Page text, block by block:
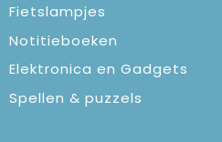
Fietslampjes
Notitieboeken
Elektronica en Gadgets
Spellen & puzzels